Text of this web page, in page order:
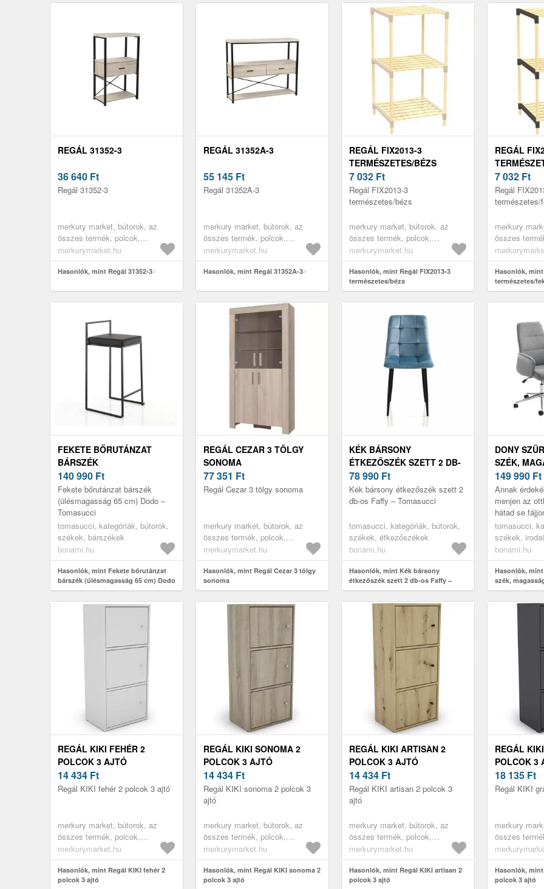
REGÁL 31352-3
36 640 Ft
Regál 31352-3
merkury market, bútorok, az
összes termék, polcok,
könyvespolcok, polcok fiókokkal,
szekrények, irodabútorok, irodai
merkurymarket.hu
Hasonlók, mint Regál 31352-3
REGÁL 31352A-3
55 145 Ft
Regál 31352A-3
merkury market, bútorok, az
összes termék, polcok,
könyvespolcok, polcok fiókokkal,
szekrények, irodabútorok, irodai
merkurymarket.hu
Hasonlók, mint Regál 31352A-3
REGÁL FIX2013-3
TERMÉSZETES/BÉZS
7 032 Ft
Regál FIX2013-3
természetes/bézs
merkury market, bútorok, az
összes termék, polcok,
könyvespolcok, nyitott polcok,
polcok, nappali bútorok, vitrines
szekrények, irodabútorok,
merkurymarket.hu
Hasonlók, mint Regál FIX2013-3
természetes/bézs
REGÁL
7 032 Ft
Regál
természetes/
merkury
összes
polcok,
szekrények,
Hasonlók, mint
természetes/
FEKETE BŐRUTÁNZAT
BÁRSZÉK
(ÜLÉSMAGASSÁG 65 CM)
DODO – TOMASUCCI
140 990 Ft
Fekete bőrutánzat bárszék
(ülésmagasság 65 cm) Dodo –
Tomasucci
tomasucci, kategóriák, bútorok,
székek, bárszékek
bonami.hu
Hasonlók, mint Fekete bőrutánzat
bárszék (ülésmagasság 65 cm) Dodo
– Tomasucci
REGÁL CEZAR 3 TÖLGY
SONOMA
77 351 Ft
Regál Cezar 3 tölgy sonoma
merkury market, bútorok, az
összes termék, polcok,
könyvespolcok, zárható polcok,
szekrények, bútor szett,
irodabútorok, irodai polcok,
merkurymarket.hu
Hasonlók, mint Regál Cezar 3 tölgy
sonoma
KÉK BÁRSONY
ÉTKEZŐSZÉK SZETT 2 DB-
OS FAFFY – TOMASUCCI
78 990 Ft
Kék bársony étkezőszék szett 2
db-os Faffy – Tomasucci
tomasucci, kategóriák, bútorok,
székek, étkezőszékek
bonami.hu
Hasonlók, mint Kék bársony
étkezőszék szett 2 db-os Faffy –
Tomasucci
DONY
SZÉK,
TOMASUCCI
149 990 Ft
Annak
menjen az
hátad se
irodai székre
Tomasucc...
tomasucci,
székek,
bonami.hu
Hasonlók,
szék,
REGÁL KIKI FEHÉR 2
POLCOK 3 AJTÓ
14 434 Ft
Regál KIKI fehér 2 polcok 3 ajtó
merkury market, bútorok, az
összes termék, polcok,
könyvespolcok, nyitott polcok,
gyerekszoba bútorok, könyves
polcok gyerekszobába,
merkurymarket.hu
Hasonlók, mint Regál KIKI fehér 2
polcok 3 ajtó
REGÁL KIKI SONOMA 2
POLCOK 3 AJTÓ
14 434 Ft
Regál KIKI sonoma 2 polcok 3
ajtó
merkury market, bútorok, az
összes termék, polcok,
könyvespolcok, nyitott polcok,
gyerekszoba bútorok, könyves
polcok gyerekszobába,
merkurymarket.hu
Hasonlók, mint Regál KIKI sonoma 2
polcok 3 ajtó
REGÁL KIKI ARTISAN 2
POLCOK 3 AJTÓ
14 434 Ft
Regál KIKI artisan 2 polcok 3
ajtó
merkury market, bútorok, az
összes termék, polcok,
könyvespolcok, nyitott polcok,
gyerekszoba bútorok, könyves
polcok gyerekszobába,
merkurymarket.hu
Hasonlók, mint Regál KIKI artisan 2
polcok 3 ajtó
REGÁL
POLCOK 3
18 135 Ft
Regál KIKI
merkury
összes
gyerekszoba
polcok
Hasonlók,
polcok 3 ajtó